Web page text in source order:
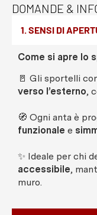
DOMANDE &
1. SENSI DI
Come si apre lo
🚪 Gli sportelli
verso l’esterno,
🧭 Ogni anta è
funzionale e
✨ Ideale per chi
accessibile,
muro.